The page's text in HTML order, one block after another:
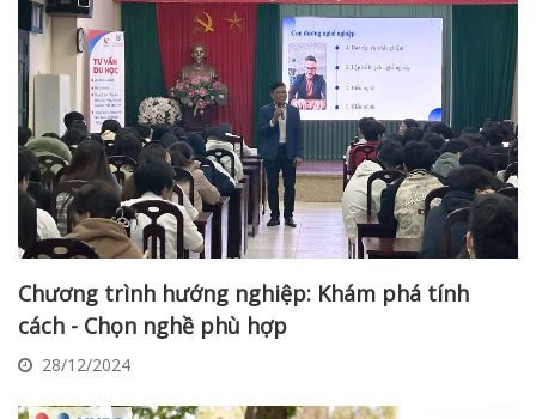
Chương trình hướng nghiệp: Khám phá tính
cách - Chọn nghề phù hợp
28/12/2024